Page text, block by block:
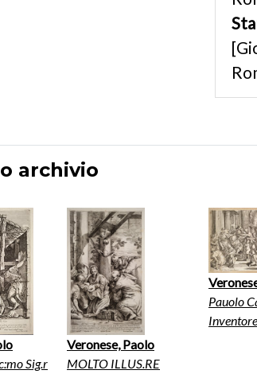
archivio
Sig.r
Veronese, Paolo
MOLTO ILLUS.RE
Pauolo
Inventore